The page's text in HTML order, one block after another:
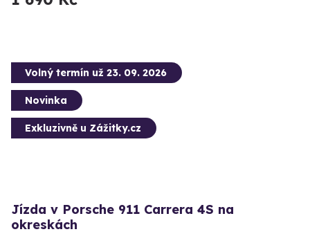
Volný termín už 23. 09. 2026
Novinka
Exkluzivně u Zážitky.cz
Jízda v Porsche 911 Carrera 4S na
okreskách